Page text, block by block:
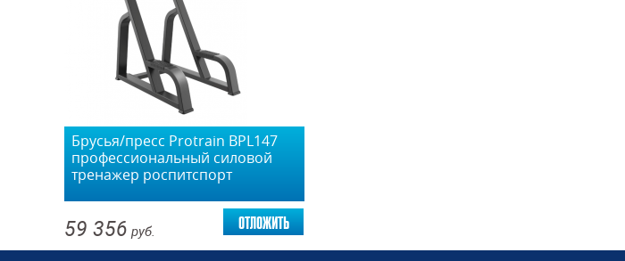
Брусья/пресс Protrain BPL147
профессиональный силовой
тренажер роспитспорт
59 356 руб. отложить